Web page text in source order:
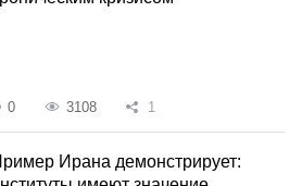
0 3108 1
Ирана демонстрирует: